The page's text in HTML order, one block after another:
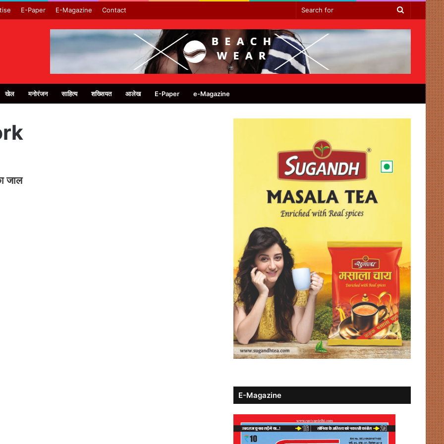
E-Paper E-Magazine Contact
Search
for
खेल मनोरंजन साहित्य शख्सियत आलेख E-Paper e-Magazine
जाल
E-Magazine